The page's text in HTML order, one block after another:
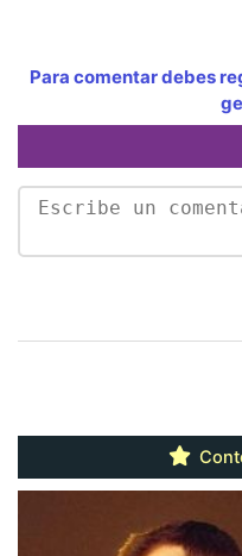
Para comentar debes